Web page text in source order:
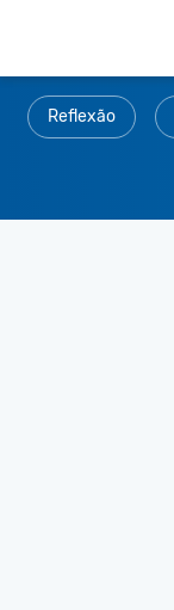
Reflexão